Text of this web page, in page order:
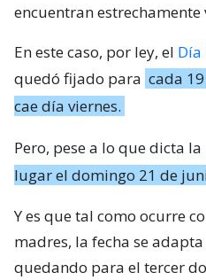
encuentran estrechamente
En este caso, por ley, el Día
quedó fijado para cada
cae día viernes.
Pero, pese a lo que dicta
lugar el domingo 21 de
Y es que tal como ocurre
madres, la fecha se
quedando para el tercer